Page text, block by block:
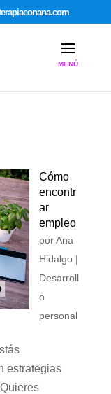
Cómo
encontr
ar
empleo
porAna
Hidalgo|
Desarroll
o
personal
estrategias